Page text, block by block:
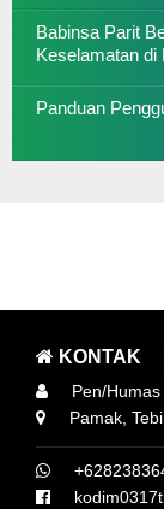
Babinsa Parit
Keselamatan di
Panduan
KONTAK
Pen/
Pamak,